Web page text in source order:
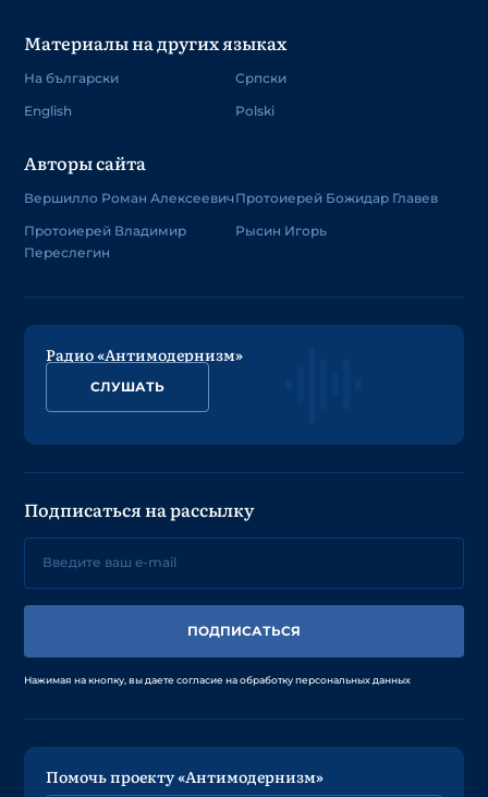
Материалы на других языках
На български
English
Српски
Polski
Авторы сайта
Вершилло Роман Алексеевич
Протоиерей Владимир
Переслегин
Протоиерей Божидар Главев
Рысин Игорь
Радио «Антимодернизм»
СЛУШАТЬ
Подписаться на рассылку
ПОДПИСАТЬСЯ
Нажимая на кнопку, вы даете согласие на обработку персональных данных
Помочь проекту «Антимодернизм»